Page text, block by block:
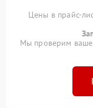
Цены в прайс-
Мы проверим ваше